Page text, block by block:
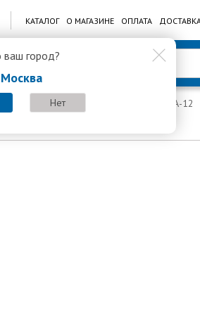
ваш город?
Москва
Нет
КАТАЛОГ О МАГАЗИНЕ ОПЛАТА
Блок контроля АКБ БКА-12